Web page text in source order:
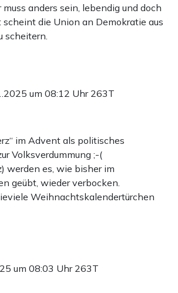
anders sein, lebendig und doch
scheint die Union an Demokratie aus
scheitern.
um 08:12 Uhr 263T
im Advent als politisches
Volksverdummung ;-(
werden es, wie bisher im
geübt, wieder verbocken.
Weihnachtskalendertürchen
um 08:03 Uhr 263T